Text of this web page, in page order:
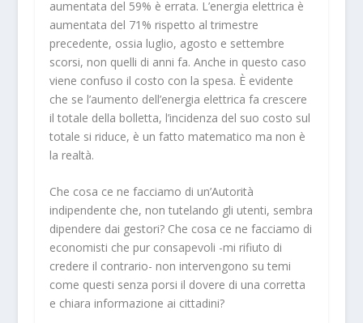
aumentata del 59% è errata. L’energia elettrica è
aumentata del 71% rispetto al trimestre
precedente, ossia luglio, agosto e settembre
scorsi, non quelli di anni fa. Anche in questo caso
viene confuso il costo con la spesa. È evidente
che se l’aumento dell’energia elettrica fa crescere
il totale della bolletta, l’incidenza del suo costo sul
totale si riduce, è un fatto matematico ma non è
la realtà.
Che cosa ce ne facciamo di un’Autorità
indipendente che, non tutelando gli utenti, sembra
dipendere dai gestori? Che cosa ce ne facciamo di
economisti che pur consapevoli -mi rifiuto di
credere il contrario- non intervengono su temi
come questi senza porsi il dovere di una corretta
e chiara informazione ai cittadini?